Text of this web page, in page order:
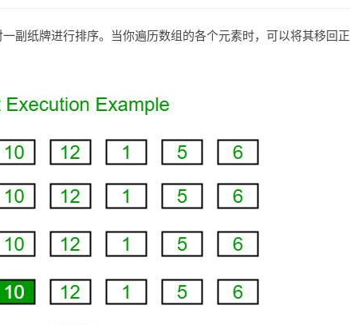
副纸牌进行排序。当你遍历数组的各个元素时，可以将其移回正